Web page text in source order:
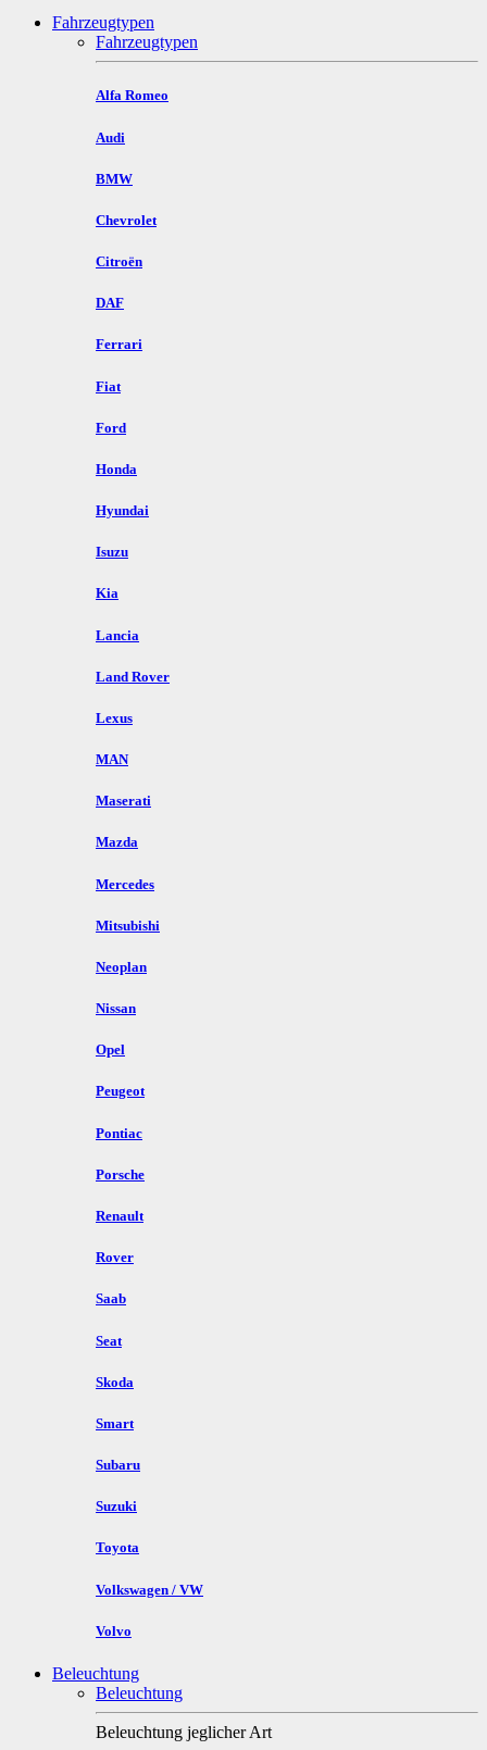
Fahrzeugtypen
Fahrzeugtypen
Alfa Romeo
Audi
BMW
Chevrolet
Citroën
DAF
Ferrari
Fiat
Ford
Honda
Hyundai
Isuzu
Kia
Lancia
Land Rover
Lexus
MAN
Maserati
Mazda
Mercedes
Mitsubishi
Neoplan
Nissan
Opel
Peugeot
Pontiac
Porsche
Renault
Rover
Saab
Seat
Skoda
Smart
Subaru
Suzuki
Toyota
Volkswagen / VW
Volvo
Beleuchtung
Beleuchtung
Beleuchtung jeglicher Art